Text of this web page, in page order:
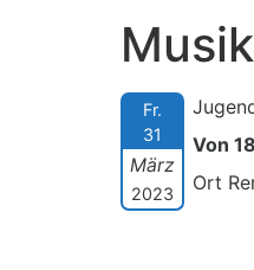
Fr.
31
März
2023
Von
Ort